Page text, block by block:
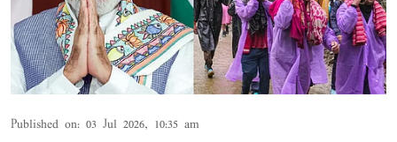
Published on: 03 Jul 2026, 10:35 am